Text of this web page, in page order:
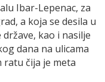
Ibar-Lepenac, za
a koja se desila u
kao i nasilje
dana na ulicama
ratu čija je meta